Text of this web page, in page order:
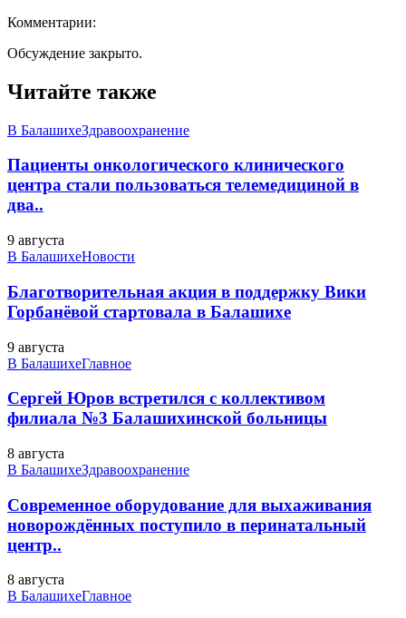
Комментарии:
Обсуждение закрыто.
Читайте также
В БалашихеЗдравоохранение
Пациенты онкологического клинического
центра стали пользоваться телемедициной в
два..
9 августа
В БалашихеНовости
Благотворительная акция в поддержку Вики
Горбанёвой стартовала в Балашихе
9 августа
В БалашихеГлавное
Сергей Юров встретился с коллективом
филиала №3 Балашихинской больницы
8 августа
В БалашихеЗдравоохранение
Современное оборудование для выхаживания
новорождённых поступило в перинатальный
центр..
8 августа
В БалашихеГлавное